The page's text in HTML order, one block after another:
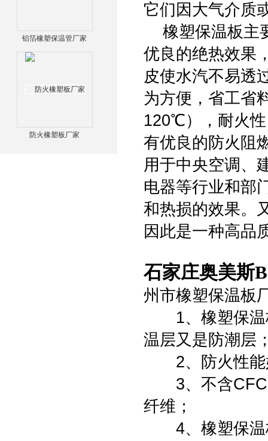
铝箔橡塑保温管厂家
防火橡塑板厂家
它们因大气介质
橡塑保温板主
优良的绝热效果
皮使水汽不易透
为方便，省工省
120℃），耐火
有优良的防火阻
用于中央空调、
电器等行业和部
和热损的效果。
因此是一种高品
石家庄奥美斯
州市橡塑保温板
1、橡塑保温
温层又是防潮层
2、防火性能
3、不含
纤维；
4、橡塑保温